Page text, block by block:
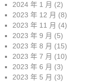
2024 年 1 月 (2)
2023 年 12 月 (8)
2023 年 11 月 (4)
2023 年 9 月 (5)
2023 年 8 月 (15)
2023 年 7 月 (10)
2023 年 6 月 (3)
2023 年 5 月 (3)